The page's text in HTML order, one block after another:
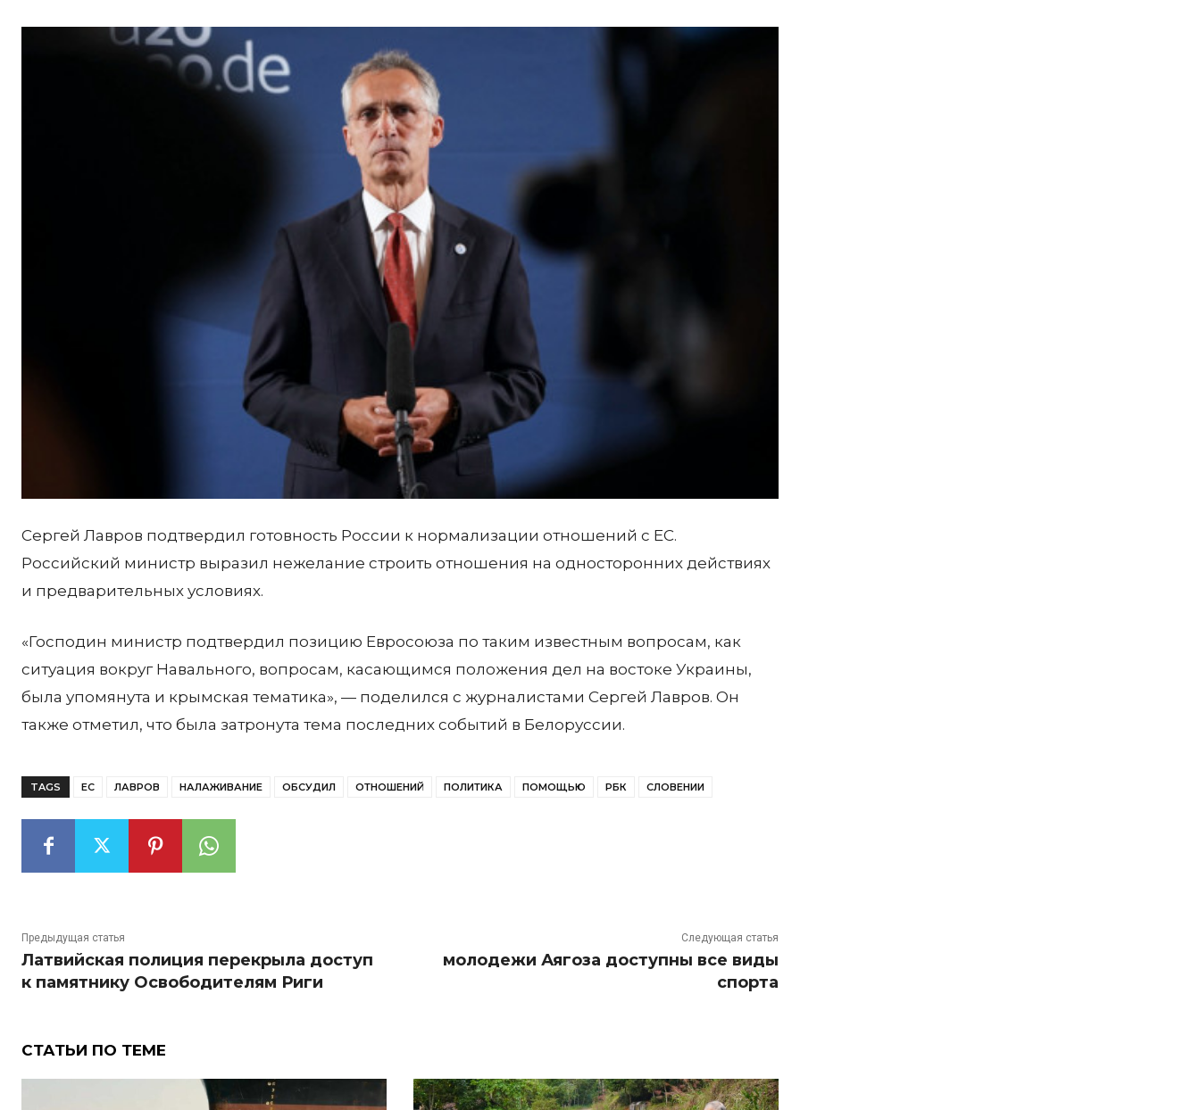
Сергей Лавров подтвердил готовность России к нормализации отношений с ЕС.
Российский министр выразил нежелание строить отношения на односторонних действиях
и предварительных условиях.
«Господин министр подтвердил позицию Евросоюза по таким известным вопросам, как
ситуация вокруг Навального, вопросам, касающимся положения дел на востоке Украины,
была упомянута и крымская тематика», — поделился с журналистами Сергей Лавров. Он
также отметил, что была затронута тема последних событий в Белоруссии.
TAGS ЕС ЛАВРОВ НАЛАЖИВАНИЕ ОБСУДИЛ ОТНОШЕНИЙ ПОЛИТИКА ПОМОЩЬЮ РБК СЛОВЕНИИ
Предыдущая статья
Латвийская полиция перекрыла доступ
к памятнику Освободителям Риги
Следующая статья
молодежи Аягоза доступны все виды
спорта
СТАТЬИ ПО ТЕМЕ